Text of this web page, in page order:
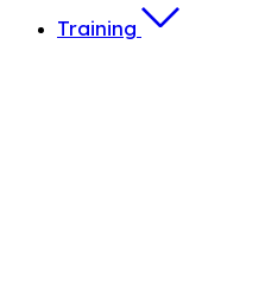
Training